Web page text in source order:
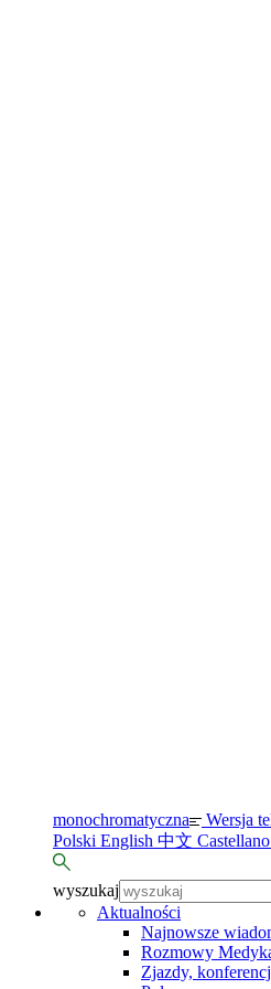
monochromatyczna Wersja
Polski English 中文 Castellano
wyszukaj
Aktualności
Najnowsze
Rozmowy
Zjazdy,